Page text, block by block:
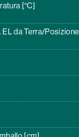
[°C]
da Terra/Posizione